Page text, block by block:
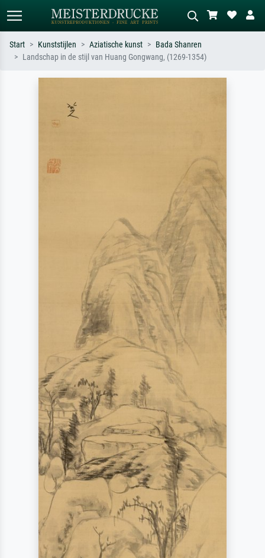
Hokusai-golf, naakt.
Start Kunststijlen Aziatische kunst
Bada Shanren
Landschap in de stijl van Huang Gongwang, (1269-1354)